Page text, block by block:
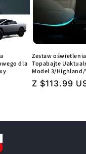
dla
Zestaw
Topabajte
Model 3/Highland/
Regularna
Z $113.99